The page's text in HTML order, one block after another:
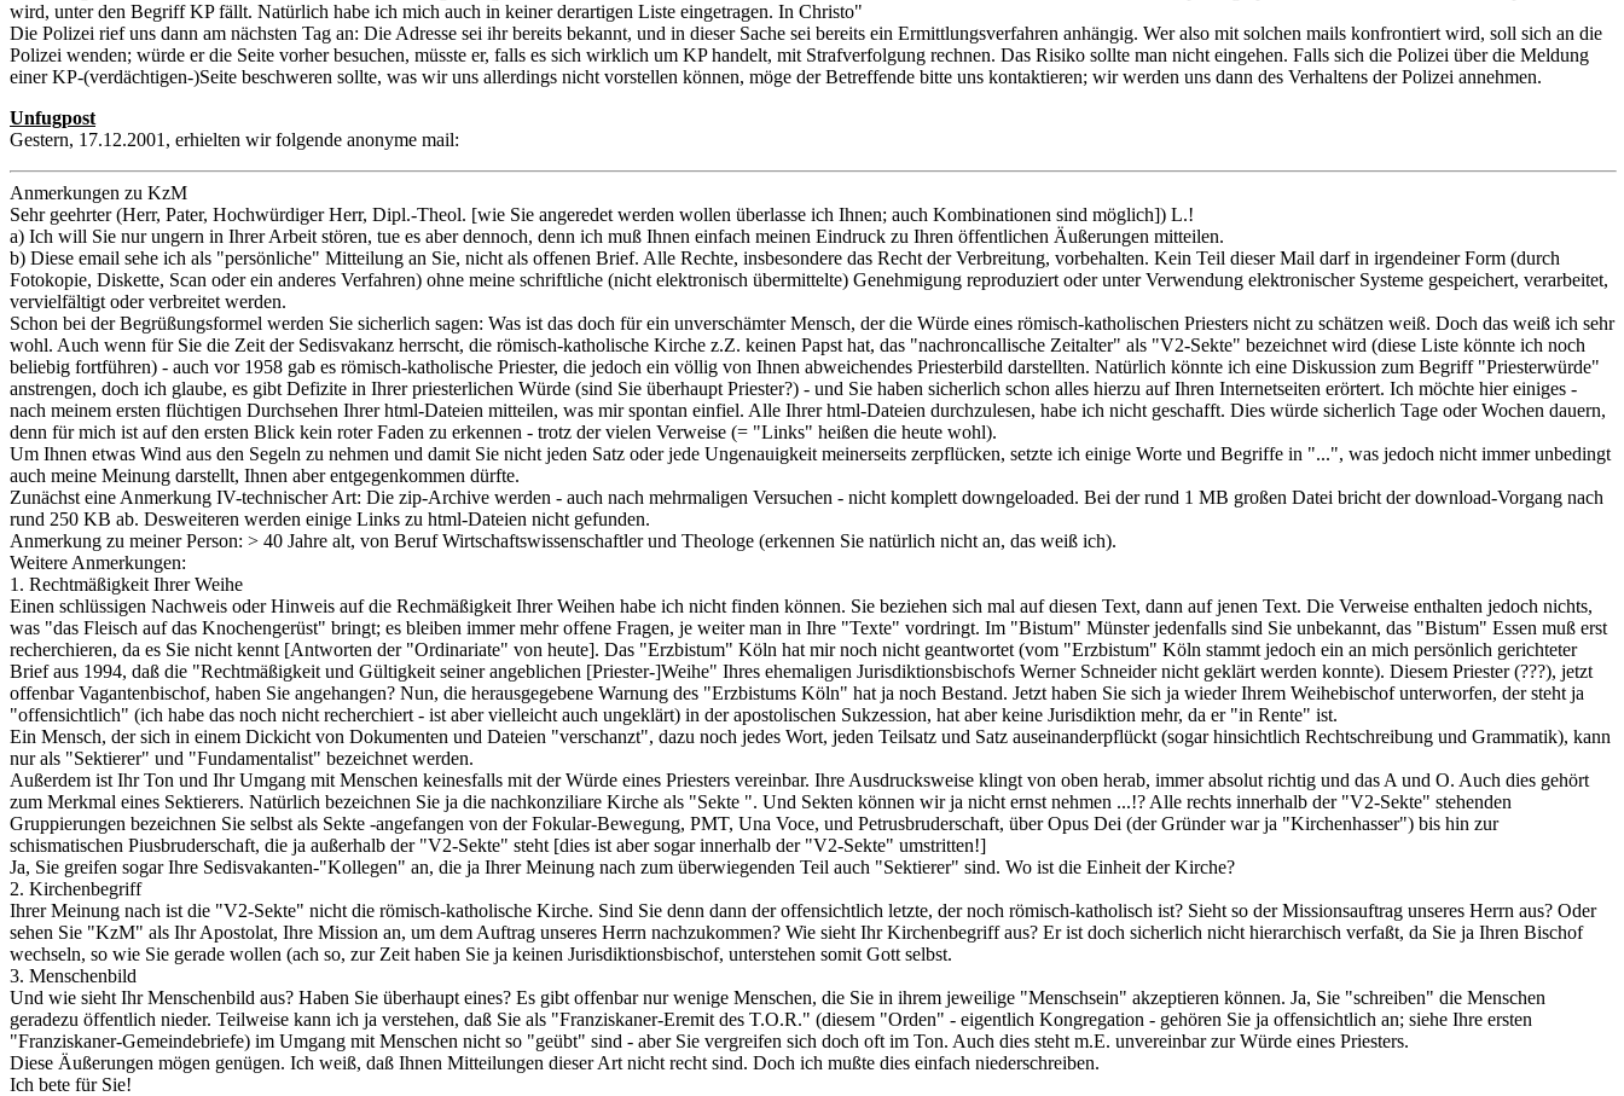
wird, unter den Begriff KP fällt. Natürlich habe ich mich auch in keiner derartigen Liste eingetragen. In Christo"
Die Polizei rief uns dann am nächsten Tag an: Die Adresse sei ihr bereits bekannt, und in dieser Sache sei bereits ein Ermittlungsverfahren anhängig. Wer also mit solchen mails konfrontiert wird, soll sich an die
Polizei wenden; würde er die Seite vorher besuchen, müsste er, falls es sich wirklich um KP handelt, mit Strafverfolgung rechnen. Das Risiko sollte man nicht eingehen. Falls sich die Polizei über die Meldung
einer KP-(verdächtigen-)Seite beschweren sollte, was wir uns allerdings nicht vorstellen können, möge der Betreffende bitte uns kontaktieren; wir werden uns dann des Verhaltens der Polizei annehmen.
Unfugpost
Gestern, 17.12.2001, erhielten wir folgende anonyme mail:
Anmerkungen zu KzM
Sehr geehrter (Herr, Pater, Hochwürdiger Herr, Dipl.-Theol. [wie Sie angeredet werden wollen überlasse ich Ihnen; auch Kombinationen sind möglich]) L.!
a) Ich will Sie nur ungern in Ihrer Arbeit stören, tue es aber dennoch, denn ich muß Ihnen einfach meinen Eindruck zu Ihren öffentlichen Äußerungen mitteilen.
b) Diese email sehe ich als "persönliche" Mitteilung an Sie, nicht als offenen Brief. Alle Rechte, insbesondere das Recht der Verbreitung, vorbehalten. Kein Teil dieser Mail darf in irgendeiner Form (durch
Fotokopie, Diskette, Scan oder ein anderes Verfahren) ohne meine schriftliche (nicht elektronisch übermittelte) Genehmigung reproduziert oder unter Verwendung elektronischer Systeme gespeichert, verarbeitet,
vervielfältigt oder verbreitet werden.
Schon bei der Begrüßungsformel werden Sie sicherlich sagen: Was ist das doch für ein unverschämter Mensch, der die Würde eines römisch-katholischen Priesters nicht zu schätzen weiß. Doch das weiß ich sehr
wohl. Auch wenn für Sie die Zeit der Sedisvakanz herrscht, die römisch-katholische Kirche z.Z. keinen Papst hat, das "nachroncallische Zeitalter" als "V2-Sekte" bezeichnet wird (diese Liste könnte ich noch
beliebig fortführen) - auch vor 1958 gab es römisch-katholische Priester, die jedoch ein völlig von Ihnen abweichendes Priesterbild darstellten. Natürlich könnte ich eine Diskussion zum Begriff "Priesterwürde"
anstrengen, doch ich glaube, es gibt Defizite in Ihrer priesterlichen Würde (sind Sie überhaupt Priester?) - und Sie haben sicherlich schon alles hierzu auf Ihren Internetseiten erörtert. Ich möchte hier einiges -
nach meinem ersten flüchtigen Durchsehen Ihrer html-Dateien mitteilen, was mir spontan einfiel. Alle Ihrer html-Dateien durchzulesen, habe ich nicht geschafft. Dies würde sicherlich Tage oder Wochen dauern,
denn für mich ist auf den ersten Blick kein roter Faden zu erkennen - trotz der vielen Verweise (= "Links" heißen die heute wohl).
Um Ihnen etwas Wind aus den Segeln zu nehmen und damit Sie nicht jeden Satz oder jede Ungenauigkeit meinerseits zerpflücken, setzte ich einige Worte und Begriffe in "...", was jedoch nicht immer unbedingt
auch meine Meinung darstellt, Ihnen aber entgegenkommen dürfte.
Zunächst eine Anmerkung IV-technischer Art: Die zip-Archive werden - auch nach mehrmaligen Versuchen - nicht komplett downgeloaded. Bei der rund 1 MB großen Datei bricht der download-Vorgang nach
rund 250 KB ab. Desweiteren werden einige Links zu html-Dateien nicht gefunden.
Anmerkung zu meiner Person: > 40 Jahre alt, von Beruf Wirtschaftswissenschaftler und Theologe (erkennen Sie natürlich nicht an, das weiß ich).
Weitere Anmerkungen:
1. Rechtmäßigkeit Ihrer Weihe
Einen schlüssigen Nachweis oder Hinweis auf die Rechmäßigkeit Ihrer Weihen habe ich nicht finden können. Sie beziehen sich mal auf diesen Text, dann auf jenen Text. Die Verweise enthalten jedoch nichts,
was "das Fleisch auf das Knochengerüst" bringt; es bleiben immer mehr offene Fragen, je weiter man in Ihre "Texte" vordringt. Im "Bistum" Münster jedenfalls sind Sie unbekannt, das "Bistum" Essen muß erst
recherchieren, da es Sie nicht kennt [Antworten der "Ordinariate" von heute]. Das "Erzbistum" Köln hat mir noch nicht geantwortet (vom "Erzbistum" Köln stammt jedoch ein an mich persönlich gerichteter
Brief aus 1994, daß die "Rechtmäßigkeit und Gültigkeit seiner angeblichen [Priester-]Weihe" Ihres ehemaligen Jurisdiktionsbischofs Werner Schneider nicht geklärt werden konnte). Diesem Priester (???), jetzt
offenbar Vagantenbischof, haben Sie angehangen? Nun, die herausgegebene Warnung des "Erzbistums Köln" hat ja noch Bestand. Jetzt haben Sie sich ja wieder Ihrem Weihebischof unterworfen, der steht ja
"offensichtlich" (ich habe das noch nicht recherchiert - ist aber vielleicht auch ungeklärt) in der apostolischen Sukzession, hat aber keine Jurisdiktion mehr, da er "in Rente" ist.
Ein Mensch, der sich in einem Dickicht von Dokumenten und Dateien "verschanzt", dazu noch jedes Wort, jeden Teilsatz und Satz auseinanderpflückt (sogar hinsichtlich Rechtschreibung und Grammatik), kann
nur als "Sektierer" und "Fundamentalist" bezeichnet werden.
Außerdem ist Ihr Ton und Ihr Umgang mit Menschen keinesfalls mit der Würde eines Priesters vereinbar. Ihre Ausdrucksweise klingt von oben herab, immer absolut richtig und das A und O. Auch dies gehört
zum Merkmal eines Sektierers. Natürlich bezeichnen Sie ja die nachkonziliare Kirche als "Sekte ". Und Sekten können wir ja nicht ernst nehmen ...!? Alle rechts innerhalb der "V2-Sekte" stehenden
Gruppierungen bezeichnen Sie selbst als Sekte -angefangen von der Fokular-Bewegung, PMT, Una Voce, und Petrusbruderschaft, über Opus Dei (der Gründer war ja "Kirchenhasser") bis hin zur
schismatischen Piusbruderschaft, die ja außerhalb der "V2-Sekte" steht [dies ist aber sogar innerhalb der "V2-Sekte" umstritten!]
Ja, Sie greifen sogar Ihre Sedisvakanten-"Kollegen" an, die ja Ihrer Meinung nach zum überwiegenden Teil auch "Sektierer" sind. Wo ist die Einheit der Kirche?
2. Kirchenbegriff
Ihrer Meinung nach ist die "V2-Sekte" nicht die römisch-katholische Kirche. Sind Sie denn dann der offensichtlich letzte, der noch römisch-katholisch ist? Sieht so der Missionsauftrag unseres Herrn aus? Oder
sehen Sie "KzM" als Ihr Apostolat, Ihre Mission an, um dem Auftrag unseres Herrn nachzukommen? Wie sieht Ihr Kirchenbegriff aus? Er ist doch sicherlich nicht hierarchisch verfaßt, da Sie ja Ihren Bischof
wechseln, so wie Sie gerade wollen (ach so, zur Zeit haben Sie ja keinen Jurisdiktionsbischof, unterstehen somit Gott selbst.
3. Menschenbild
Und wie sieht Ihr Menschenbild aus? Haben Sie überhaupt eines? Es gibt offenbar nur wenige Menschen, die Sie in ihrem jeweilige "Menschsein" akzeptieren können. Ja, Sie "schreiben" die Menschen
geradezu öffentlich nieder. Teilweise kann ich ja verstehen, daß Sie als "Franziskaner-Eremit des T.O.R." (diesem "Orden" - eigentlich Kongregation - gehören Sie ja offensichtlich an; siehe Ihre ersten
"Franziskaner-Gemeindebriefe) im Umgang mit Menschen nicht so "geübt" sind - aber Sie vergreifen sich doch oft im Ton. Auch dies steht m.E. unvereinbar zur Würde eines Priesters.
Diese Äußerungen mögen genügen. Ich weiß, daß Ihnen Mitteilungen dieser Art nicht recht sind. Doch ich mußte dies einfach niederschreiben.
Ich bete für Sie!